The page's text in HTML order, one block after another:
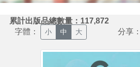
累計出版品總數量：117,872
字體： 小 中 大 分享：